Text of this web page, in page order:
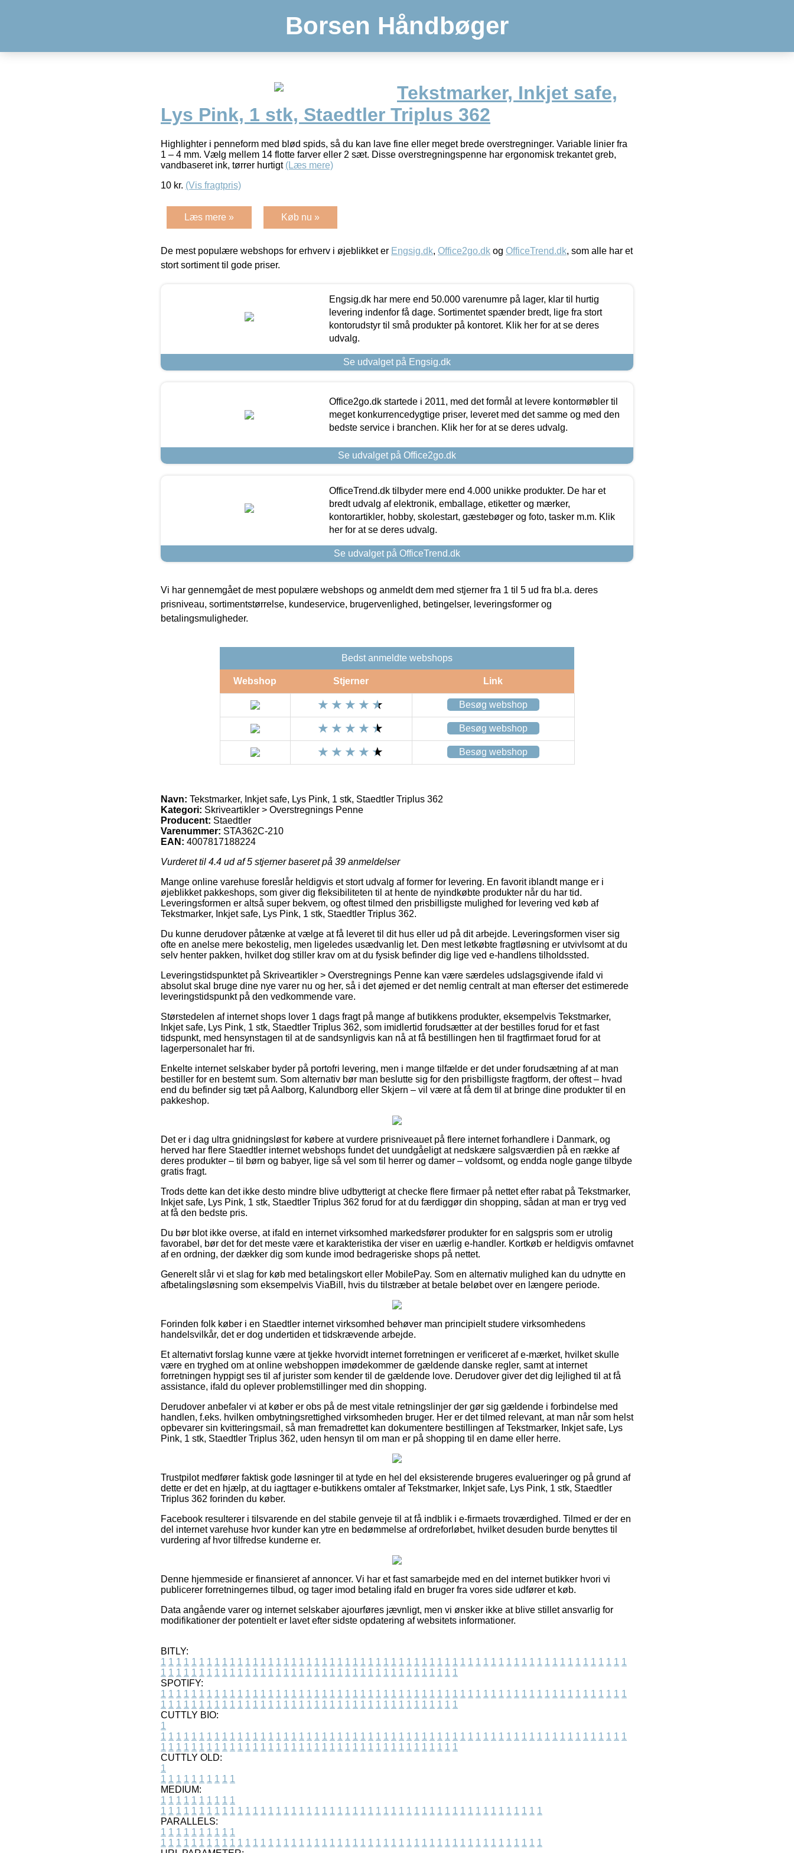
Borsen Håndbøger
Tekstmarker, Inkjet safe,
Lys Pink, 1 stk, Staedtler Triplus 362
Highlighter i penneform med blød spids, så du kan lave fine eller meget brede overstregninger. Variable linier fra
1 – 4 mm. Vælg mellem 14 flotte farver eller 2 sæt. Disse overstregningspenne har ergonomisk trekantet greb,
vandbaseret ink, tørrer hurtigt (Læs mere)
10 kr. (Vis fragtpris)
Læs mere » Køb nu »
De mest populære webshops for erhverv i øjeblikket er Engsig.dk, Office2go.dk og OfficeTrend.dk, som alle har et
stort sortiment til gode priser.
Engsig.dk har mere end 50.000 varenumre på lager, klar til hurtig
levering indenfor få dage. Sortimentet spænder bredt, lige fra stort
kontorudstyr til små produkter på kontoret. Klik her for at se deres
udvalg.
Se udvalget på Engsig.dk
Office2go.dk startede i 2011, med det formål at levere kontormøbler til
meget konkurrencedygtige priser, leveret med det samme og med den
bedste service i branchen. Klik her for at se deres udvalg.
Se udvalget på Office2go.dk
OfficeTrend.dk tilbyder mere end 4.000 unikke produkter. De har et
bredt udvalg af elektronik, emballage, etiketter og mærker,
kontorartikler, hobby, skolestart, gæstebøger og foto, tasker m.m. Klik
her for at se deres udvalg.
Se udvalget på OfficeTrend.dk
Vi har gennemgået de mest populære webshops og anmeldt dem med stjerner fra 1 til 5 ud fra bl.a. deres
prisniveau, sortimentstørrelse, kundeservice, brugervenlighed, betingelser, leveringsformer og
betalingsmuligheder.
Bedst anmeldte webshops
Webshop Stjerner Link
Besøg webshop
Besøg webshop
Besøg webshop
Navn: Tekstmarker, Inkjet safe, Lys Pink, 1 stk, Staedtler Triplus 362
Kategori: Skriveartikler > Overstregnings Penne
Producent: Staedtler
Varenummer: STA362C-210
EAN: 4007817188224
Vurderet til 4.4 ud af 5 stjerner baseret på 39 anmeldelser
Mange online varehuse foreslår heldigvis et stort udvalg af former for levering. En favorit iblandt mange er i
øjeblikket pakkeshops, som giver dig fleksibiliteten til at hente de nyindkøbte produkter når du har tid.
Leveringsformen er altså super bekvem, og oftest tilmed den prisbilligste mulighed for levering ved køb af
Tekstmarker, Inkjet safe, Lys Pink, 1 stk, Staedtler Triplus 362.
Du kunne derudover påtænke at vælge at få leveret til dit hus eller ud på dit arbejde. Leveringsformen viser sig
ofte en anelse mere bekostelig, men ligeledes usædvanlig let. Den mest letkøbte fragtløsning er utvivlsomt at du
selv henter pakken, hvilket dog stiller krav om at du fysisk befinder dig lige ved e-handlens tilholdssted.
Leveringstidspunktet på Skriveartikler > Overstregnings Penne kan være særdeles udslagsgivende ifald vi
absolut skal bruge dine nye varer nu og her, så i det øjemed er det nemlig centralt at man efterser det estimerede
leveringstidspunkt på den vedkommende vare.
Størstedelen af internet shops lover 1 dags fragt på mange af butikkens produkter, eksempelvis Tekstmarker,
Inkjet safe, Lys Pink, 1 stk, Staedtler Triplus 362, som imidlertid forudsætter at der bestilles forud for et fast
tidspunkt, med hensynstagen til at de sandsynligvis kan nå at få bestillingen hen til fragtfirmaet forud for at
lagerpersonalet har fri.
Enkelte internet selskaber byder på portofri levering, men i mange tilfælde er det under forudsætning af at man
bestiller for en bestemt sum. Som alternativ bør man beslutte sig for den prisbilligste fragtform, der oftest – hvad
end du befinder sig tæt på Aalborg, Kalundborg eller Skjern – vil være at få dem til at bringe dine produkter til en
pakkeshop.
Det er i dag ultra gnidningsløst for købere at vurdere prisniveauet på flere internet forhandlere i Danmark, og
herved har flere Staedtler internet webshops fundet det uundgåeligt at nedskære salgsværdien på en række af
deres produkter – til børn og babyer, lige så vel som til herrer og damer – voldsomt, og endda nogle gange tilbyde
gratis fragt.
Trods dette kan det ikke desto mindre blive udbytterigt at checke flere firmaer på nettet efter rabat på Tekstmarker,
Inkjet safe, Lys Pink, 1 stk, Staedtler Triplus 362 forud for at du færdiggør din shopping, sådan at man er tryg ved
at få den bedste pris.
Du bør blot ikke overse, at ifald en internet virksomhed markedsfører produkter for en salgspris som er utrolig
favorabel, bør det for det meste være et karakteristika der viser en uærlig e-handler. Kortkøb er heldigvis omfavnet
af en ordning, der dækker dig som kunde imod bedrageriske shops på nettet.
Generelt slår vi et slag for køb med betalingskort eller MobilePay. Som en alternativ mulighed kan du udnytte en
afbetalingsløsning som eksempelvis ViaBill, hvis du tilstræber at betale beløbet over en længere periode.
Forinden folk køber i en Staedtler internet virksomhed behøver man principielt studere virksomhedens
handelsvilkår, det er dog undertiden et tidskrævende arbejde.
Et alternativt forslag kunne være at tjekke hvorvidt internet forretningen er verificeret af e-mærket, hvilket skulle
være en tryghed om at online webshoppen imødekommer de gældende danske regler, samt at internet
forretningen hyppigt ses til af jurister som kender til de gældende love. Derudover giver det dig lejlighed til at få
assistance, ifald du oplever problemstillinger med din shopping.
Derudover anbefaler vi at køber er obs på de mest vitale retningslinjer der gør sig gældende i forbindelse med
handlen, f.eks. hvilken ombytningsrettighed virksomheden bruger. Her er det tilmed relevant, at man når som helst
opbevarer sin kvitteringsmail, så man fremadrettet kan dokumentere bestillingen af Tekstmarker, Inkjet safe, Lys
Pink, 1 stk, Staedtler Triplus 362, uden hensyn til om man er på shopping til en dame eller herre.
Trustpilot medfører faktisk gode løsninger til at tyde en hel del eksisterende brugeres evalueringer og på grund af
dette er det en hjælp, at du iagttager e-butikkens omtaler af Tekstmarker, Inkjet safe, Lys Pink, 1 stk, Staedtler
Triplus 362 forinden du køber.
Facebook resulterer i tilsvarende en del stabile genveje til at få indblik i e-firmaets troværdighed. Tilmed er der en
del internet varehuse hvor kunder kan ytre en bedømmelse af ordreforløbet, hvilket desuden burde benyttes til
vurdering af hvor tilfredse kunderne er.
Denne hjemmeside er finansieret af annoncer. Vi har et fast samarbejde med en del internet butikker hvori vi
publicerer forretningernes tilbud, og tager imod betaling ifald en bruger fra vores side udfører et køb.
Data angående varer og internet selskaber ajourføres jævnligt, men vi ønsker ikke at blive stillet ansvarlig for
modifikationer der potentielt er lavet efter sidste opdatering af websitets informationer.
BITLY:
1 1 1 1 1 1 1 1 1 1 1 1 1 1 1 1 1 1 1 1 1 1 1 1 1 1 1 1 1 1 1 1 1 1 1 1 1 1 1 1 1 1 1 1 1 1 1 1 1 1 1 1 1 1 1 1 1 1 1 1 1
1 1 1 1 1 1 1 1 1 1 1 1 1 1 1 1 1 1 1 1 1 1 1 1 1 1 1 1 1 1 1 1 1 1 1 1 1 1 1
SPOTIFY:
1 1 1 1 1 1 1 1 1 1 1 1 1 1 1 1 1 1 1 1 1 1 1 1 1 1 1 1 1 1 1 1 1 1 1 1 1 1 1 1 1 1 1 1 1 1 1 1 1 1 1 1 1 1 1 1 1 1 1 1 1
1 1 1 1 1 1 1 1 1 1 1 1 1 1 1 1 1 1 1 1 1 1 1 1 1 1 1 1 1 1 1 1 1 1 1 1 1 1 1
CUTTLY BIO:
1
1 1 1 1 1 1 1 1 1 1 1 1 1 1 1 1 1 1 1 1 1 1 1 1 1 1 1 1 1 1 1 1 1 1 1 1 1 1 1 1 1 1 1 1 1 1 1 1 1 1 1 1 1 1 1 1 1 1 1 1 1
1 1 1 1 1 1 1 1 1 1 1 1 1 1 1 1 1 1 1 1 1 1 1 1 1 1 1 1 1 1 1 1 1 1 1 1 1 1 1
CUTTLY OLD:
1
1 1 1 1 1 1 1 1 1 1
MEDIUM:
1 1 1 1 1 1 1 1 1 1
1 1 1 1 1 1 1 1 1 1 1 1 1 1 1 1 1 1 1 1 1 1 1 1 1 1 1 1 1 1 1 1 1 1 1 1 1 1 1 1 1 1 1 1 1 1 1 1 1 1
PARALLELS:
1 1 1 1 1 1 1 1 1 1
1 1 1 1 1 1 1 1 1 1 1 1 1 1 1 1 1 1 1 1 1 1 1 1 1 1 1 1 1 1 1 1 1 1 1 1 1 1 1 1 1 1 1 1 1 1 1 1 1 1